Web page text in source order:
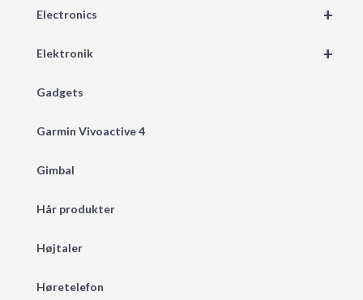
+
Electronics
+
Elektronik
Gadgets
Garmin Vivoactive 4
Gimbal
Hår produkter
Højtaler
Høretelefon